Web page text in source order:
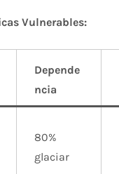
Vulnerables:
Depende
ncia
80%
glaciar